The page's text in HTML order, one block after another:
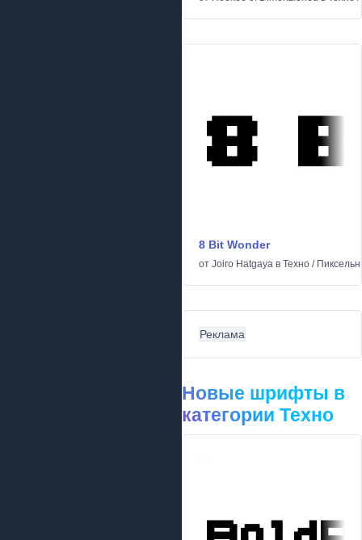
8 Bit Wonder
от Joiro Hatgaya в Техно /
Реклама
Новые шрифты в
категории Техно